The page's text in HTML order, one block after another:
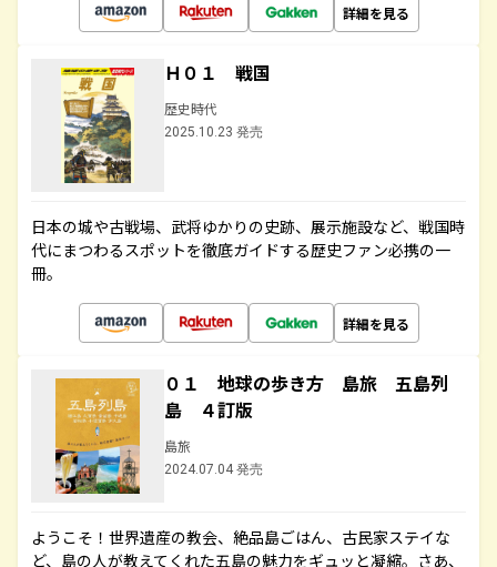
詳細を見る
Ｈ０１ 戦国
歴史時代
2025.10.23 発売
日本の城や古戦場、武将ゆかりの史跡、展示施設など、戦国時
代にまつわるスポットを徹底ガイドする歴史ファン必携の一
冊。
詳細を見る
０１ 地球の歩き方 島旅 五島列
島 ４訂版
島旅
2024.07.04 発売
ようこそ！世界遺産の教会、絶品島ごはん、古民家ステイな
ど、島の人が教えてくれた五島の魅力をギュッと凝縮。さあ、